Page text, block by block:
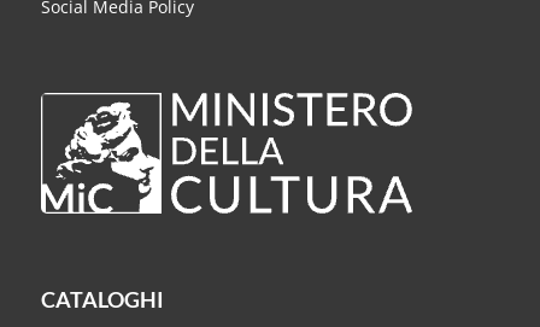
Social Media Policy
CATALOGHI